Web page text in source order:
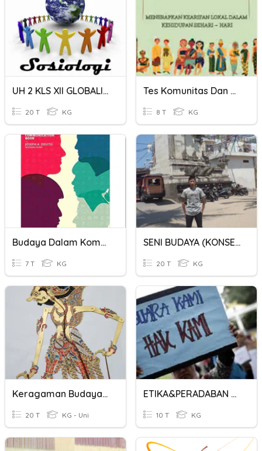
UH 2 KLS XII GLOBALISASI DAN PERUBAHAN KOMUNITAS LOKAL
20 T KG
Tes Komunitas Dan Kearifan Lokal
8 T KG
Budaya Dalam Komunikasi Interpersonal
7 T KG
SENI BUDAYA (KONSEP SENI,BUDAYA,KEINDAHAN)
20 T KG
Keragaman Budaya Indonesia
20 T KG - Uni
ETIKA&PERADABAN DALAM KONTEKS BUDAYA&KOMUNIKASI KONTEMPORASI
10 T KG